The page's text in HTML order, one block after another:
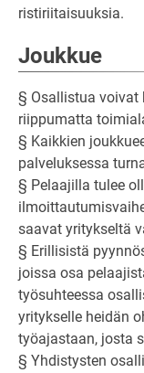
ristiriitaisuuksia.
Joukkue
§ Osallistua voivat
riippumatta
§ Kaikkien
palveluksessa
§ Pelaajilla tulee
saavat yritykseltä
§ Erillisistä
joissa osa
työsuhteessa
yritykselle heidän
työajastaan, josta
§ Yhdistysten